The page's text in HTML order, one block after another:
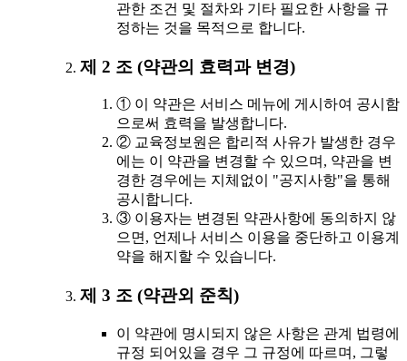
관한 조건 및 절차와 기타 필요한 사항을 규
정하는 것을 목적으로 합니다.
제 2 조 (약관의 효력과 변경)
① 이 약관은 서비스 메뉴에 게시하여 공시함
으로써 효력을 발생합니다.
② 교육정보원은 합리적 사유가 발생한 경우
에는 이 약관을 변경할 수 있으며, 약관을 변
경한 경우에는 지체없이 "공지사항"을 통해
공시합니다.
③ 이용자는 변경된 약관사항에 동의하지 않
으면, 언제나 서비스 이용을 중단하고 이용계
약을 해지할 수 있습니다.
제 3 조 (약관외 준칙)
이 약관에 명시되지 않은 사항은 관계 법령에
규정 되어있을 경우 그 규정에 따르며, 그렇